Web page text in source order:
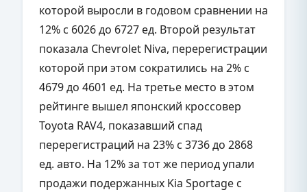
которой выросли в годовом сравнении на
12% с 6026 до 6727 ед. Второй результат
показала Chevrolet Niva, перерегистрации
которой при этом сократились на 2% с
4679 до 4601 ед. На третье место в этом
рейтинге вышел японский кроссовер
Toyota RAV4, показавший спад
перерегистраций на 23% с 3736 до 2868
ед. авто. На 12% за тот же период упали
продажи подержанных Kia Sportage с